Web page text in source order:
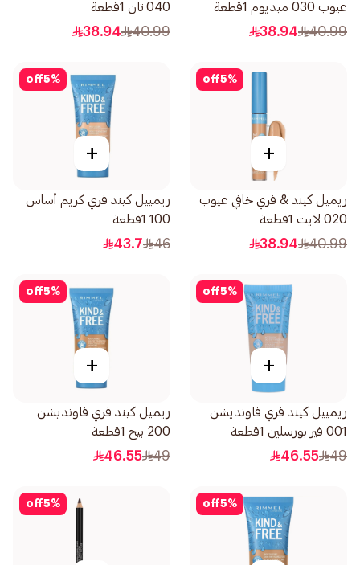
عيوب 030 ميديوم 1قطعة
40.99
38.94
040 تان 1قطعة
40.99
38.94
5%
off
+
ريميل كيند & فري خافي عيوب
020 لايت 1قطعة
40.99
38.94
5%
off
+
ريمييل كيند فري كريم أساس
100 1قطعة
46
43.7
5%
off
+
ريمييل كيند فري فاونديشن
001 فير بورسلين 1قطعة
49
46.55
5%
off
+
ريميل كيند فري فاونديشن
200 بيج 1قطعة
49
46.55
5%
off
5%
off